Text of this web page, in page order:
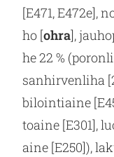
[E471, E472e],
ho [ohra],
he 22 %
san­hir­ven­li­ha
bi­loin­tiai­ne
toai­ne [E301],
ai­ne [E250]),